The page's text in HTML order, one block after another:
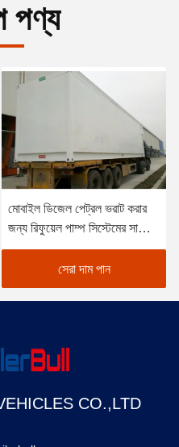
পণ্য
মোবাইল ডিজেল পেট্রল ভরাট করার
জন্য রিফুয়েল পাম্প সিস্টেমের সাথে
40 ফুট রিফুয়েল ট্যাঙ্কার কনটেইনার
সেরা দাম পান
CO.,LTD